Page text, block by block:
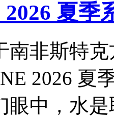
夏季
南非斯特
2026 夏
眼中，水